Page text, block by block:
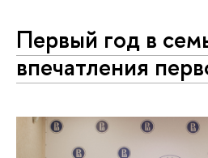
Первый год в
впечатления